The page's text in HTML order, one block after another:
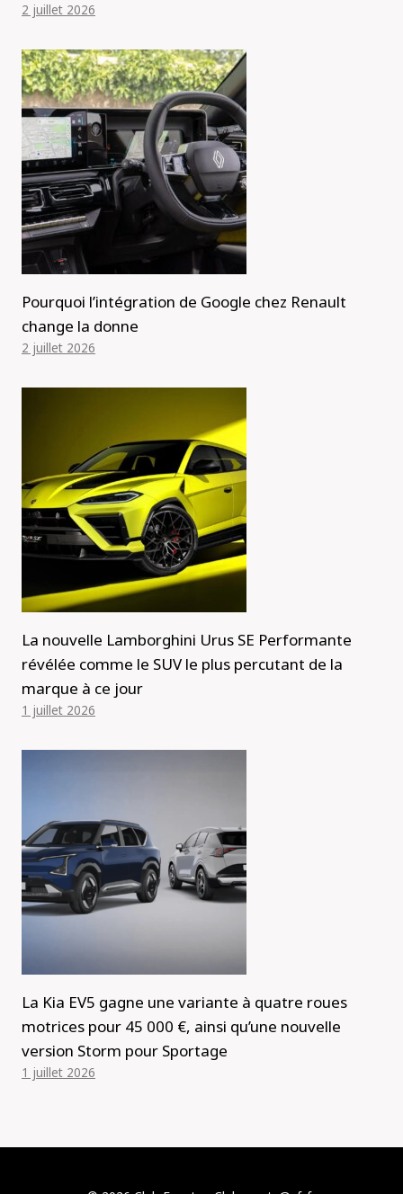
2 juillet 2026
Pourquoi l’intégration de Google chez Renault
change la donne
2 juillet 2026
La nouvelle Lamborghini Urus SE Performante
révélée comme le SUV le plus percutant de la
marque à ce jour
1 juillet 2026
La Kia EV5 gagne une variante à quatre roues
motrices pour 45 000 €, ainsi qu’une nouvelle
version Storm pour Sportage
1 juillet 2026